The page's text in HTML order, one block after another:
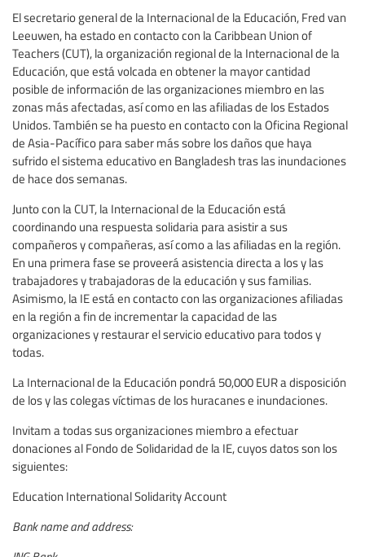
El secretario general de la Internacional de la Educación, Fred van
Leeuwen, ha estado en contacto con la Caribbean Union of
Teachers (CUT), la organización regional de la Internacional de la
Educación, que está volcada en obtener la mayor cantidad
posible de información de las organizaciones miembro en las
zonas más afectadas, así como en las afiliadas de los Estados
Unidos. También se ha puesto en contacto con la Oficina Regional
de Asia-Pacífico para saber más sobre los daños que haya
sufrido el sistema educativo en Bangladesh tras las inundaciones
de hace dos semanas.
Junto con la CUT, la Internacional de la Educación está
coordinando una respuesta solidaria para asistir a sus
compañeros y compañeras, así como a las afiliadas en la región.
En una primera fase se proveerá asistencia directa a los y las
trabajadores y trabajadoras de la educación y sus familias.
Asimismo, la IE está en contacto con las organizaciones afiliadas
en la región a fin de incrementar la capacidad de las
organizaciones y restaurar el servicio educativo para todos y
todas.
La Internacional de la Educación pondrá 50,000 EUR a disposición
de los y las colegas víctimas de los huracanes e inundaciones.
Invitam a todas sus organizaciones miembro a efectuar
donaciones al Fondo de Solidaridad de la IE, cuyos datos son los
siguientes:
Education International Solidarity Account
Bank name and address: